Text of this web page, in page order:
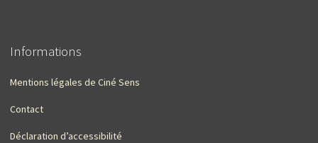
Informations
Mentions légales de Ciné Sens
Contact
Déclaration d’accessibilité